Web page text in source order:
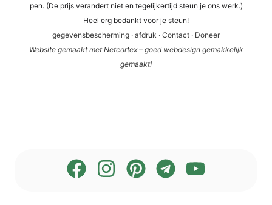
pen. (De prijs ver­an­dert niet en tege­li­jker­tijd steun je ons werk.)
Heel erg bedankt voor je steun!
gege­vens­be­scher­ming · afdruk · Cont­act · Doneer
Web­site gema­akt met Net­cortex – goed web­de­sign gemak­ke­li­jk
gemaakt!